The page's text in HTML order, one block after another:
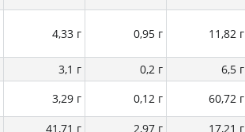
4,33 г 0,95 г 11,82 г
3,1 г 0,2 г
6,5 г
3,29 г 0,12 г
60,72 г
41,71 г 2,97 г 17,21 г